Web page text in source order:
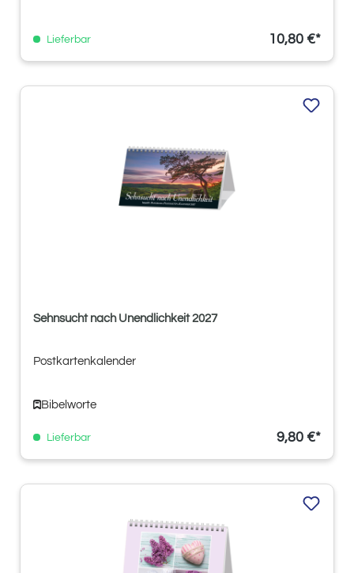
Lieferbar 10,80 €*
Sehnsucht nach Unendlichkeit 2027
Postkartenkalender
Bibelworte
Lieferbar 9,80 €*